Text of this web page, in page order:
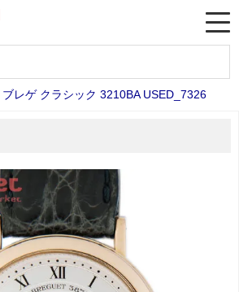
ブレゲ クラシック 3210BA USED_7326